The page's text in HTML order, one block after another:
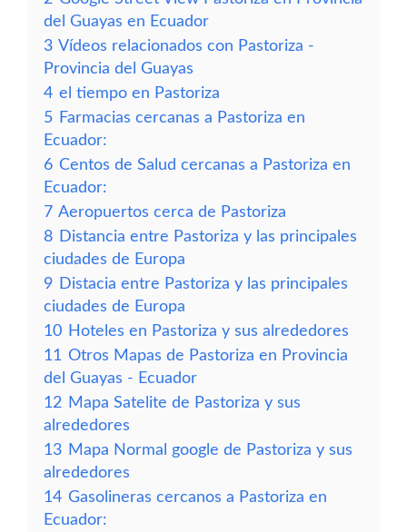
del Guayas en Ecuador
3 Vídeos relacionados con Pastoriza -
Provincia del Guayas
4 el tiempo en Pastoriza
5 Farmacias cercanas a Pastoriza en
Ecuador:
6 Centos de Salud cercanas a Pastoriza en
Ecuador:
7 Aeropuertos cerca de Pastoriza
8 Distancia entre Pastoriza y las principales
ciudades de Europa
9 Distacia entre Pastoriza y las principales
ciudades de Europa
10 Hoteles en Pastoriza y sus alrededores
11 Otros Mapas de Pastoriza en Provincia
del Guayas - Ecuador
12 Mapa Satelite de Pastoriza y sus
alrededores
13 Mapa Normal google de Pastoriza y sus
alrededores
14 Gasolineras cercanos a Pastoriza en
Ecuador: